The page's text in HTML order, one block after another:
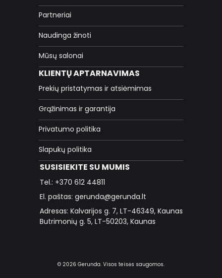
Partneriai
Naudinga žinoti
Mūsų salonai
KLIENTŲ APTARNAVIMAS
Prekių pristatymas ir atsiėmimas
Grąžinimas ir garantija
Privatumo politika
Slapukų politika
SUSISIEKITE SU MUMIS
Tel.: +370 612 44811
El. paštas: gerunda@gerunda.lt
Adresas: Kalvarijos g. 7, LT-46349, Kaunas
Butrimonių g. 5, LT-50203, Kaunas
© 2026 Gerunda. Visos teisės saugomos.